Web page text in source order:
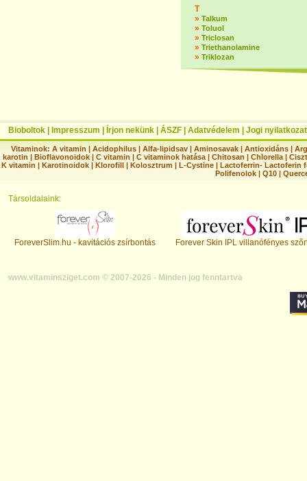
T
» Talkum
» Toluol
» Triclosan
» Triethanolamine
» Triklozan
Bioboltok Impresszum Írjon nekünk ÁSZF Adatvédelem Jogi nyilatkozat
Vitaminok: A vitamin |Acidophilus |Alfa-lipidsav |Aminosavak |Antioxidáns |
karotin | Bioflavonoidok | C vitamin | C vitaminok hatása | Chitosan | Chlorella |
K vitamin | Karotinoidok | Klorofill | Kolosztrum | L-Cystine | Lactoferrin- Lactoferin
Polifenolok |Q10 |
Társoldalaink:
ForeverSlim.hu - kavitációs zsírbontás Forever Skin IPL villanófényes
www.vitaminsziget.com © 2007-2026 - Minden jog fenntartva